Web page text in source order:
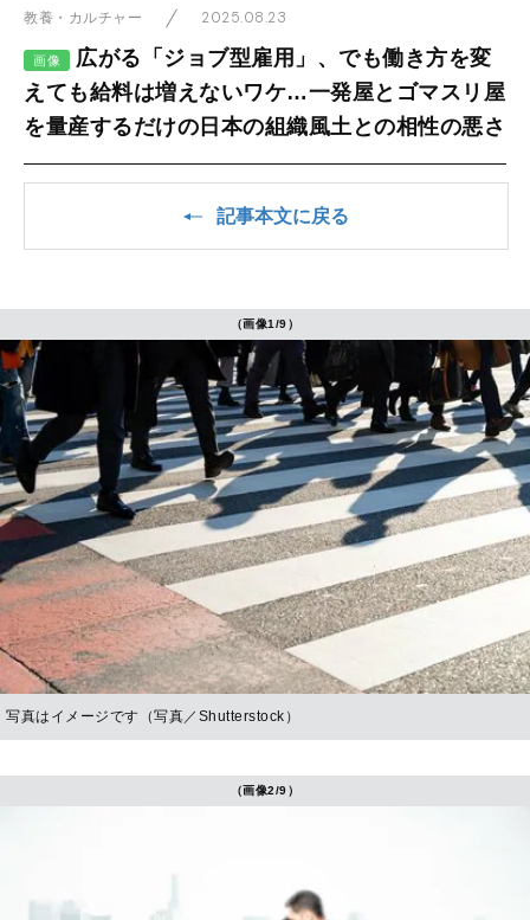
教養・カルチャー 2025.08.23
画像
広がる「ジョブ型雇用」、でも働き方を変
えても給料は増えないワケ…一発屋とゴマスリ屋
を量産するだけの日本の組織風土との相性の悪さ
記事本文に戻る
（画像1/9）
写真はイメージです（写真／Shutterstock）
（画像2/9）